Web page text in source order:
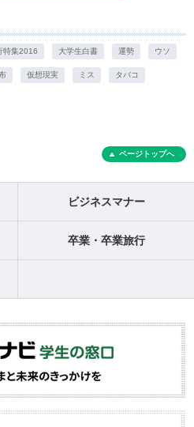
特集2016 大学生白書 運勢 ウソ
仮想現実 ミス タバコ
ページトップへ
ビジネスマナー
卒業・卒業旅行